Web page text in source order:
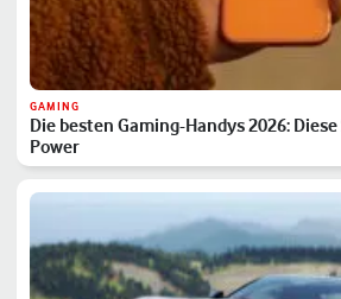
GAMING
Die besten Gaming-Handys 2026:
Power